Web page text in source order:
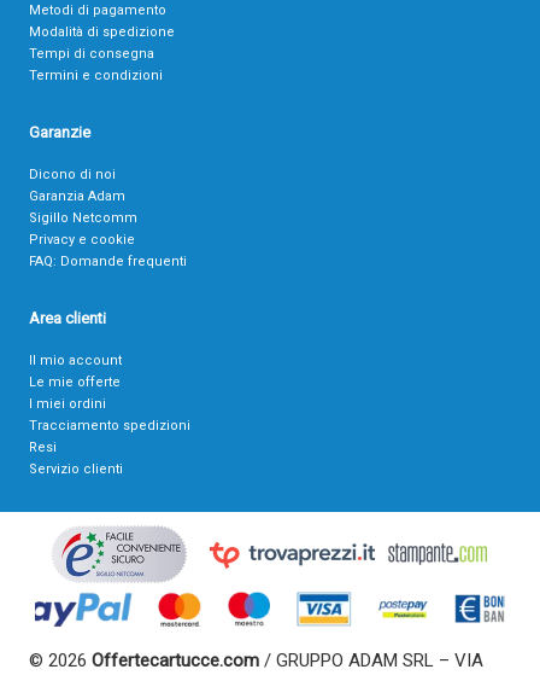
Metodi di pagamento
Modalità di spedizione
Tempi di consegna
Termini e condizioni
Garanzie
Dicono di noi
Garanzia Adam
Sigillo Netcomm
Privacy e cookie
FAQ: Domande frequenti
Area clienti
Il mio account
Le mie offerte
I miei ordini
Tracciamento spedizioni
Resi
Servizio clienti
© 2026 Offertecartucce.com / GRUPPO ADAM SRL – VIA